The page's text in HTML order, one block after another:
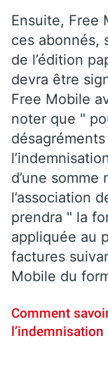
Ensuite, Free
ces abonnés,
de l’édition
devra être
Free Mobile
noter que "
d’une somme
l’association
prendra " la
appliquée au
factures
Mobile du
Comment